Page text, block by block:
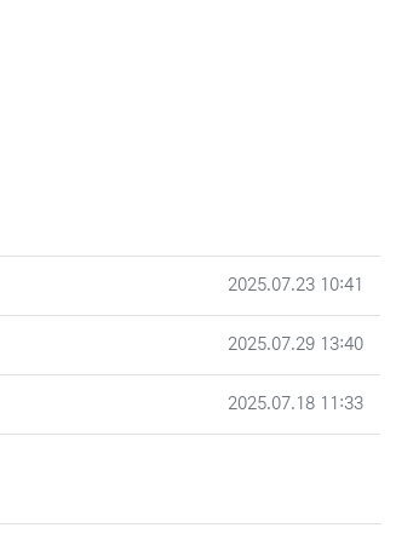
등록일
2025.07.23 10:41
작성일
2025.07.29 13:40
작성일
2025.07.18 11:33